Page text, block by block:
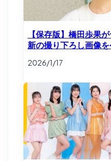
【保存版】橋田歩果
新の撮り下ろし画像
2026/1/17